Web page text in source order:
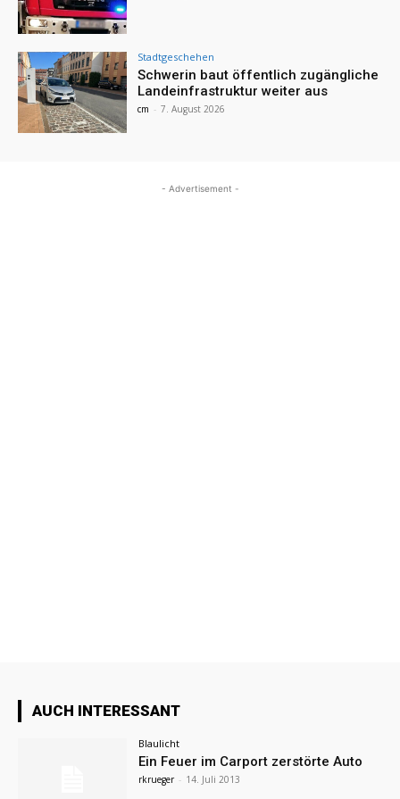
Stadtgeschehen
Schwerin baut öffentlich zugängliche
Landeinfrastruktur weiter aus
cm - 7. August 2026
- Advertisement -
AUCH INTERESSANT
Blaulicht
Ein Feuer im Carport zerstörte Auto
rkrueger - 14. Juli 2013